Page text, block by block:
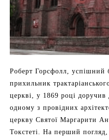
Роберт Горсфолл, успішний
прихильник
церкві, у 1869 році
одному з провідних
церкву Святої Маргарити
Токстеті. На перший погляд,